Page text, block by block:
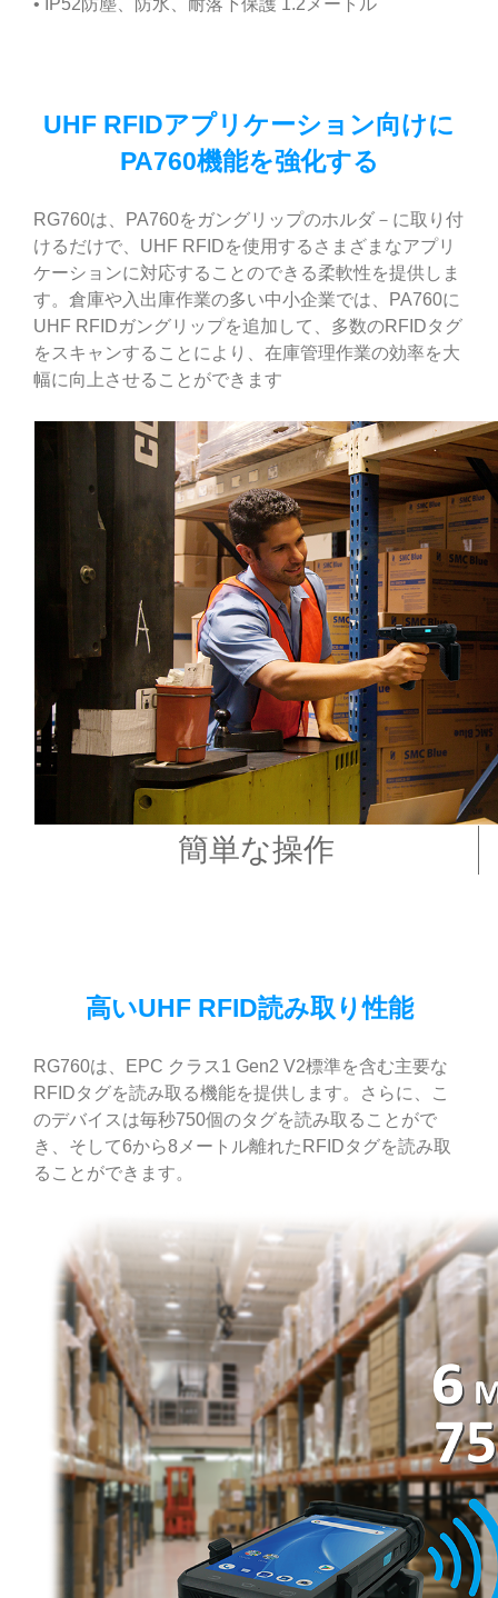
UHF RFIDアプリケーション向けに
PA760機能を強化する
RG760は、PA760をガングリップのホルダ－に取り付
けるだけで、UHF RFIDを使用するさまざまなアプリ
ケーションに対応することのできる柔軟性を提供しま
す。倉庫や入出庫作業の多い中小企業では、PA760に
UHF RFIDガングリップを追加して、多数のRFIDタグ
をスキャンすることにより、在庫管理作業の効率を大
幅に向上させることができます
簡単な操作
高いUHF RFID読み取り性能
RG760は、EPC クラス1 Gen2 V2標準を含む主要な
RFIDタグを読み取る機能を提供します。さらに、こ
のデバイスは毎秒750個のタグを読み取ることがで
き、そして6から8メートル離れたRFIDタグを読み取
ることができます。